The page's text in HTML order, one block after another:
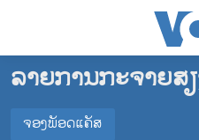
ເຂົ້າ
ຂ້າມ
ໂຮມເພຈ
ລາວ
ລາຍການກະຈາຍສ
ຈອງພັອດແຄັສ